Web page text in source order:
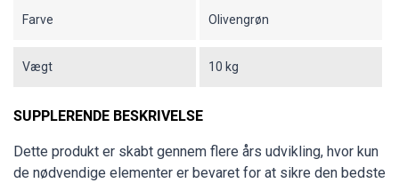
Farve Olivengrøn
Vægt 10 kg
SUPPLERENDE BESKRIVELSE
Dette produkt er skabt gennem flere års udvikling, hvor kun
de nødvendige elementer er bevaret for at sikre den bedste